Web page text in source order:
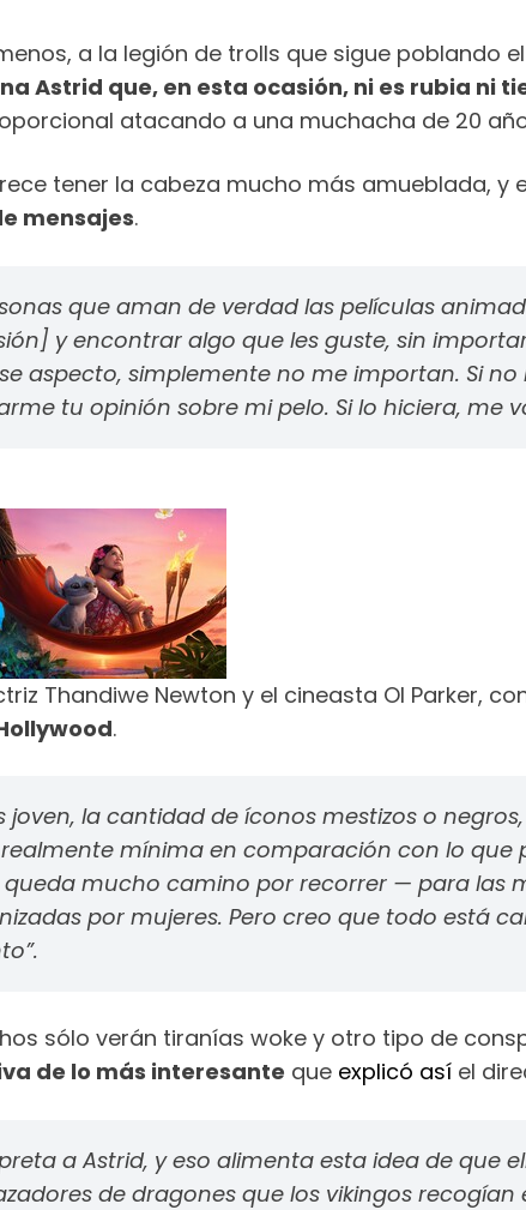
a la legión de trolls que sigue poblando
Astrid que, en esta ocasión, ni es rubia ni
atacando a una muchacha de 20
tener la cabeza mucho más amueblada, y
mensajes.
que aman de verdad las películas
y encontrar algo que les guste, sin
aspecto, simplemente no me importan. Si
tu opinión sobre mi pelo. Si lo hiciera, me
Thandiwe Newton y el cineasta Ol Parker,
.
joven, la cantidad de íconos mestizos o
realmente mínima en comparación con lo
queda mucho camino por recorrer — para las
por mujeres. Pero creo que todo está
sólo verán tiranías woke y otro tipo de
de lo más interesante que explicó así el
a Astrid, y eso alimenta esta idea de
de dragones que los vikingos